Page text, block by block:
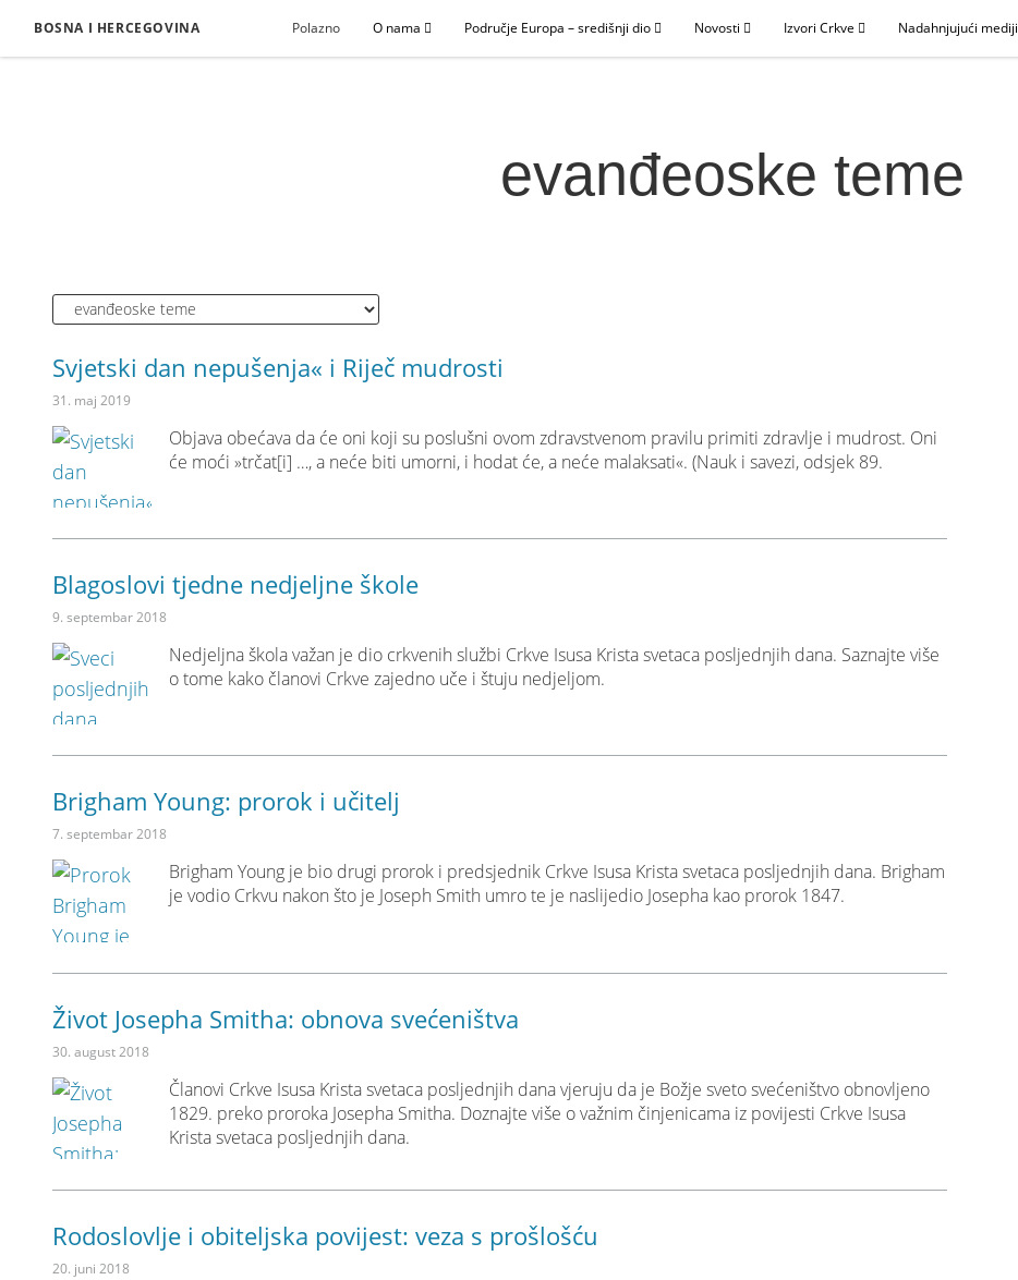
BOSNA I HERCEGOVINA Polazno O nama Područje Europa – središnji dio Novosti Izvori Crkve Nadahnjujući mediji
evanđeoske teme
Svjetski dan nepušenja« i Riječ mudrosti
31. maj 2019
Objava obećava da će oni koji su poslušni ovom zdravstvenom pravilu primiti zdravlje i mudrost. Oni
će moći »trčat[i] …, a neće biti umorni, i hodat će, a neće malaksati«. (Nauk i savezi, odsjek 89.
Blagoslovi tjedne nedjeljne škole
9. septembar 2018
Nedjeljna škola važan je dio crkvenih službi Crkve Isusa Krista svetaca posljednjih dana. Saznajte više
o tome kako članovi Crkve zajedno uče i štuju nedjeljom.
Brigham Young: prorok i učitelj
7. septembar 2018
Brigham Young je bio drugi prorok i predsjednik Crkve Isusa Krista svetaca posljednjih dana. Brigham
je vodio Crkvu nakon što je Joseph Smith umro te je naslijedio Josepha kao prorok 1847.
Život Josepha Smitha: obnova svećeništva
30. august 2018
Članovi Crkve Isusa Krista svetaca posljednjih dana vjeruju da je Božje sveto svećeništvo obnovljeno
1829. preko proroka Josepha Smitha. Doznajte više o važnim činjenicama iz povijesti Crkve Isusa
Krista svetaca posljednjih dana.
Rodoslovlje i obiteljska povijest: veza s prošlošću
20. juni 2018